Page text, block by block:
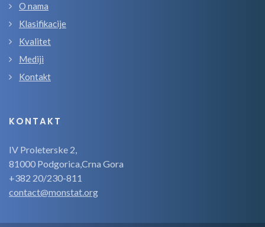
O nama
Klasifikacije
Kvalitet
Mediji
Kontakt
KONTAKT
IV Proleterske 2,
81000 Podgorica,Crna Gora
+382 20/230-811
contact@monstat.org